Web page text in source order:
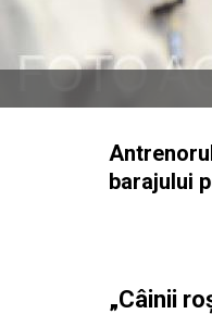
barajului
„Câinii